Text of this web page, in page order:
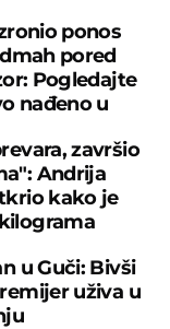
ponos
pored
Pogledajte
nađeno u
završio
Andrija
kako je
u Guči: Bivši
uživa u